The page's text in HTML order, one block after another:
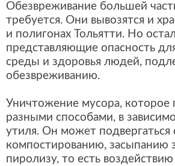
Обезвреживание большей
требуется. Они вывозятся и
и полигонах Тольятти. Но
представляющие опасность
среды и здоровья людей,
обезвреживанию.
Уничтожение мусора, которое
разными способами, в
утиля. Он может подвергаться
компостированию, засыпанию
пиролизу, то есть